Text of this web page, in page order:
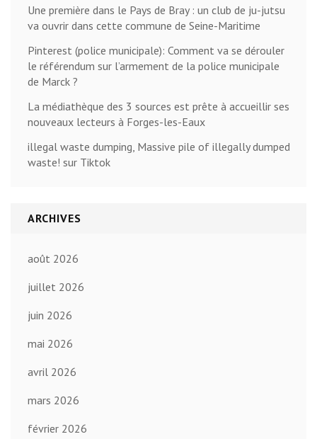
Une première dans le Pays de Bray : un club de ju-jutsu
va ouvrir dans cette commune de Seine-Maritime
Pinterest (police municipale): Comment va se dérouler
le référendum sur l’armement de la police municipale
de Marck ?
La médiathèque des 3 sources est prête à accueillir ses
nouveaux lecteurs à Forges-les-Eaux
illegal waste dumping, Massive pile of illegally dumped
waste! sur Tiktok
ARCHIVES
août 2026
juillet 2026
juin 2026
mai 2026
avril 2026
mars 2026
février 2026